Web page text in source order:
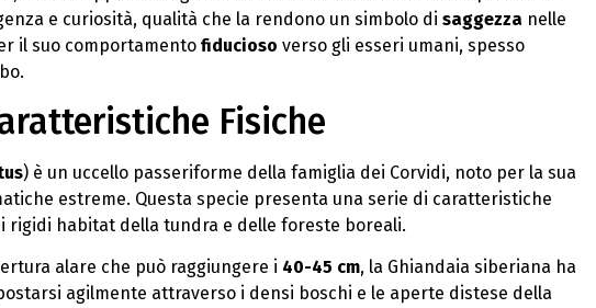
e curiosità, qualità che la rendono un simbolo di saggezza nelle
il suo comportamento fiducioso verso gli esseri umani, spesso
Fisiche
) è un uccello passeriforme della famiglia dei Corvidi, noto per la sua
estreme. Questa specie presenta una serie di caratteristiche
rigidi habitat della tundra e delle foreste boreali.
alare che può raggiungere i 40-45 cm, la Ghiandaia siberiana ha
agilmente attraverso i densi boschi e le aperte distese della